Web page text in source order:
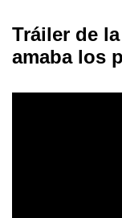
Tráiler de
amaba los